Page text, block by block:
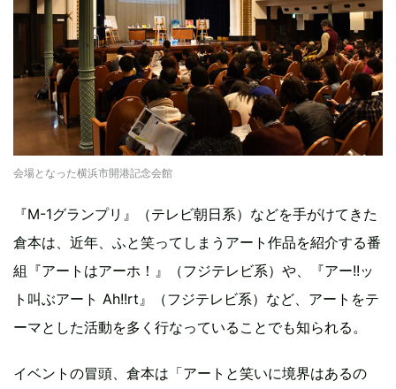
会場となった横浜市開港記念会館
『M-1グランプリ』（テレビ朝日系）などを手がけてきた
倉本は、近年、ふと笑ってしまうアート作品を紹介する番
組『アートはアーホ！』（フジテレビ系）や、『アー!!ッ
ト叫ぶアート Ah!!rt』（フジテレビ系）など、アートをテ
ーマとした活動を多く行なっていることでも知られる。
イベントの冒頭、倉本は「アートと笑いに境界はあるの